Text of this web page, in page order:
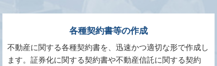
各種契約書等の作成
不動産に関する各種契約書を、迅速かつ適切な形で作成し
ます。証券化に関する契約書や不動産信託に関する契約